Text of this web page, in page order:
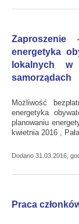
Zaproszenie
energetyka
lokalnych w
samorządach
Możliwość
energetyka
planowaniu
kwietnia 2016 ,
Dodano 31.03.2016,
Praca